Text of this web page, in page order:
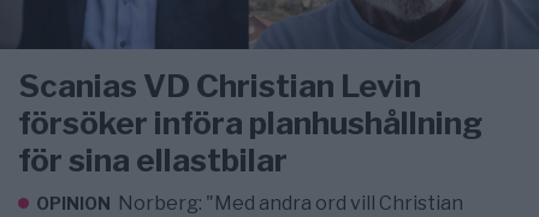
Scanias VD Christian Levin
försöker införa planhushållning
för sina ellastbilar
OPINION Norberg: "Med andra ord vill Christian